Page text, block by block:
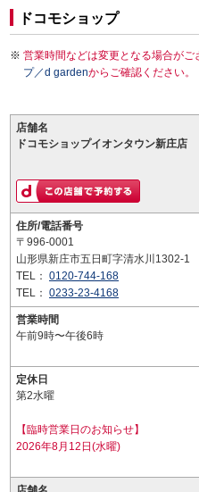
ドコモショップ
営業時間などは変更となる場合がご
プ／d gardenからご確認ください。
店舗名
ドコモショップイオンタウン新庄店
住所/電話番号
〒996-0001
山形県新庄市五日町字清水川1302-1
TEL： 0120-744-168
TEL： 0233-23-4168
営業時間
午前9時〜午後6時
定休日
第2水曜
【臨時営業日のお知らせ】
2026年8月12日(水曜)